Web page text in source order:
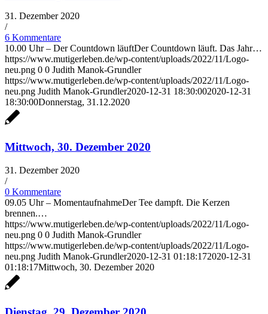
31. Dezember 2020
/
6 Kommentare
10.00 Uhr – Der Countdown läuftDer Countdown läuft. Das Jahr…
https://www.mutigerleben.de/wp-content/uploads/2022/11/Logo-
neu.png 0 0 Judith Manok-Grundler
https://www.mutigerleben.de/wp-content/uploads/2022/11/Logo-
neu.png Judith Manok-Grundler2020-12-31 18:30:002020-12-31
18:30:00Donnerstag, 31.12.2020
Mittwoch, 30. Dezember 2020
31. Dezember 2020
/
0 Kommentare
09.05 Uhr – MomentaufnahmeDer Tee dampft. Die Kerzen
brennen.…
https://www.mutigerleben.de/wp-content/uploads/2022/11/Logo-
neu.png 0 0 Judith Manok-Grundler
https://www.mutigerleben.de/wp-content/uploads/2022/11/Logo-
neu.png Judith Manok-Grundler2020-12-31 01:18:172020-12-31
01:18:17Mittwoch, 30. Dezember 2020